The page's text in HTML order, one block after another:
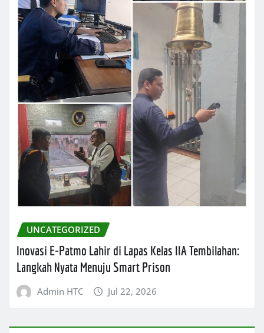
UNCATEGORIZED
Inovasi E-Patmo Lahir di Lapas Kelas IIA Tembilahan:
Langkah Nyata Menuju Smart Prison
Admin HTC Jul 22, 2026